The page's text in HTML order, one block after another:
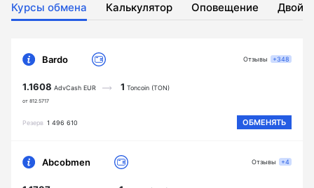
Курсы обмена Калькулятор Оповещение
Bardo
1.1608 AdvCash EUR
от 812.5717
1 Toncoin (TON)
Резерв 1 496 610 ОБМЕНЯТЬ
Отзывы +348
Abcobmen Отзывы +4